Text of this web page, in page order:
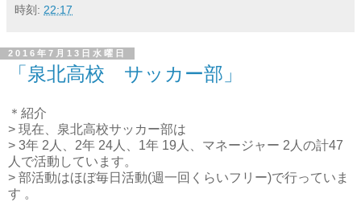
時刻: 22:17
2016年7月13日水曜日
「泉北高校 サッカー部」
＊紹介
> 現在、泉北高校サッカー部は
> 3年 2人、2年 24人、1年 19人、マネージャー 2人の計47
人で活動しています。
> 部活動はほぼ毎日活動(週一回くらいフリー)で行っていま
す 。